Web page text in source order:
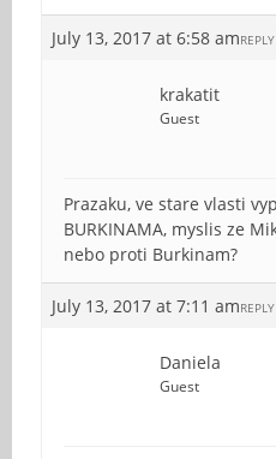
July 13, 2017 at 6:58 amREPLY
krakatit
Guest
Prazaku, ve stare vlasti
BURKINAMA, myslis ze
nebo proti Burkinam?
July 13, 2017 at 7:11 amREPLY
Daniela
Guest